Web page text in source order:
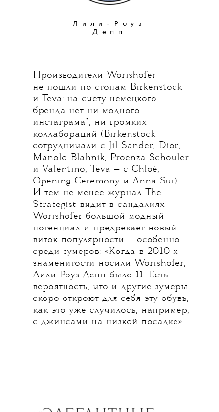
Лили-Роуз
Депп
Производители Wörishofer
не пошли по стопам Birkenstock
и Teva: на счету немецкого
бренда нет ни модного
инстаграма*, ни громких
коллабораций (Birkenstock
сотрудничали с Jil Sander, Dior,
Manolo Blahnik, Proenza Schouler
и Valentino, Teva — с Chloé,
Opening Ceremony и Anna Sui).
И тем не менее журнал The
Strategist видит в сандалиях
Wörishofer большой модный
потенциал и предрекает новый
виток популярности — особенно
среди зумеров: «Когда в 2010-х
знаменитости носили Wörishofer,
Лили-Роуз Депп было 11. Есть
вероятность, что и другие зумеры
скоро откроют для себя эту обувь,
как это уже случилось, например,
с джинсами на низкой посадке».